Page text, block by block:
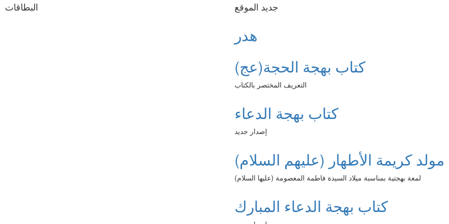
البطاقات جديد الموقع
هدر
كتاب بهجة الحجة(عج)
التعريف المختصر بالكتاب
كتاب بهجة الدعاء
إصدار جديد
مولد كريمة الأطهار (عليهم السلام)
لمعة بهجتية بمناسبة ميلاد السيدة فاطمة المعصومة (عليها السلام)
كتاب بهجة الدعاء المبارك